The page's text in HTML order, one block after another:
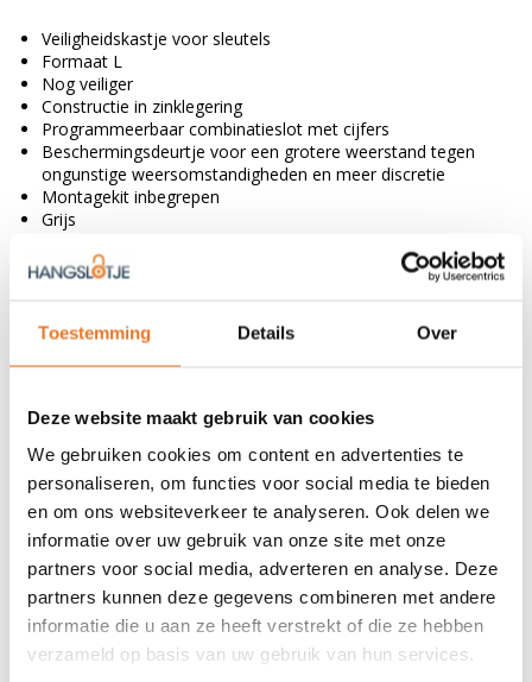
Toestemming Details Over
Deze website maakt gebruik van cookies
We gebruiken cookies om content en advertenties te
personaliseren, om functies voor social media te bieden
en om ons websiteverkeer te analyseren. Ook delen we
informatie over uw gebruik van onze site met onze
partners voor social media, adverteren en analyse. Deze
partners kunnen deze gegevens combineren met andere
informatie die u aan ze heeft verstrekt of die ze hebben
verzameld op basis van uw gebruik van hun services.
Veiligheidskastje voor sleutels
Formaat L
Nog veiliger
Constructie in zinklegering
Programmeerbaar combinatieslot met cijfers
Beschermingsdeurtje voor een grotere weerstand tegen
ongunstige weersomstandigheden en meer discretie
Montagekit inbegrepen
Grijs
Afmetingen:
Hoogte: 13,2cm
Breedte: 10.5cm
Diepte: 4.6cm
Binnenafmetingen:
Hoogte: 11,3cm
Breedte: 6,4cm
Diepte: 3,2cm
Stop met het verstoppen van je sleutels onder de deurmat of
onder een bloempot. Deze sleutelkluis is de perfecte oplossing
om de toegang tot je sleutels te delen. Het ontwerp voor
muurbevestiging biedt een eenvoudige maar permanente
installatie. Stel je eigen 4-cijferige combinatie in voor sleutelloos